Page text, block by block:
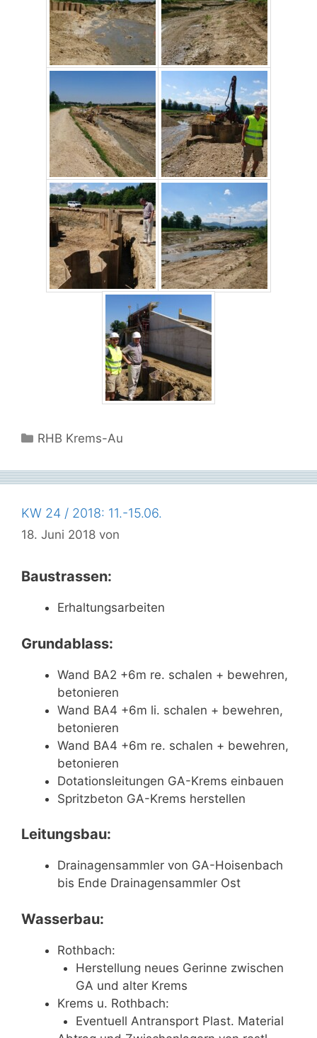
Kategorien
RHB Krems-Au
KW 24 / 2018: 11.-15.06.
18. Juni 2018 von
Baustrassen:
Erhaltungsarbeiten
Grundablass:
Wand BA2 +6m re. schalen + bewehren,
betonieren
Wand BA4 +6m li. schalen + bewehren,
betonieren
Wand BA4 +6m re. schalen + bewehren,
betonieren
Dotationsleitungen GA-Krems einbauen
Spritzbeton GA-Krems herstellen
Leitungsbau:
Drainagensammler von GA-Hoisenbach
bis Ende Drainagensammler Ost
Wasserbau:
Rothbach:
Herstellung neues Gerinne zwischen
GA und alter Krems
Krems u. Rothbach:
Eventuell Antransport Plast. Material